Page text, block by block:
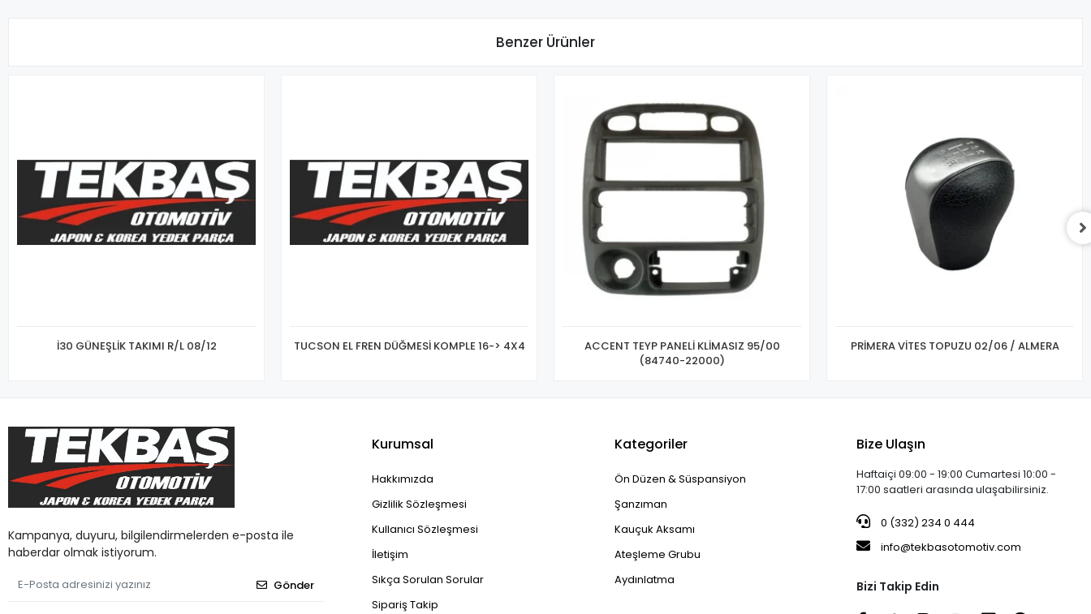
Benzer Ürünler
İ30 GÜNEŞLİK TAKIMI R/L 08/12 TUCSON EL FREN DÜĞMESİ KOMPLE 16-> 4X4
ACCENT TEYP PANELİ KLİMASIZ 95/00
(84740-22000)
PRİMERA VİTES TOPUZU 02/06 / ALMERA
Kampanya, duyuru, bilgilendirmelerden e-posta ile
haberdar olmak istiyorum.
Gönder
Kurumsal
Hakkımızda
Gizlilik Sözleşmesi
Kullanıcı Sözleşmesi
İletişim
Sıkça Sorulan Sorular
Sipariş Takip
Kategoriler
Ön Düzen & Süspansiyon
Şanzıman
Kauçuk Aksamı
Ateşleme Grubu
Aydınlatma
Bize Ulaşın
Haftaiçi 09:00 - 19:00 Cumartesi 10:00 -
17:00 saatleri arasında ulaşabilirsiniz.
0 (332) 234 0 444
info@tekbasotomotiv.com
Bizi Takip Edin